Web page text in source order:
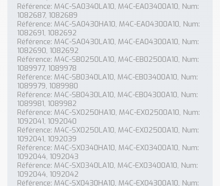
Référence: M4C-SA0340LA10, M4C-EA03400A10, Num:
1082687, 1082689
Référence: M4C-SA0430HA10, M4C-EA04300A10, Num:
1082691, 1082692
Référence: M4C-SA0430LA10, M4C-EA04300A10, Num:
1082690, 1082692
Référence: M4C-SB0250LA10, M4C-EB02500A10, Num:
1089977, 1089978
Référence: M4C-SB0340LA10, M4C-EB03400A10, Num:
1089979, 1089980
Référence: M4C-SB0430LA10, M4C-EB04300A10, Num:
1089981, 1089982
Référence: M4C-SX0250HA10, M4C-EX02500A10, Num:
1092041, 1092040
Référence: M4C-SX0250LA10, M4C-EX02500A10, Num:
1092041, 1092039
Référence: M4C-SX0340HA10, M4C-EX03400A10, Num:
1092044, 1092043
Référence: M4C-SX0340LA10, M4C-EX03400A10, Num:
1092044, 1092042
Référence: M4C-SX0430HA10, M4C-EX04300A10, Num: